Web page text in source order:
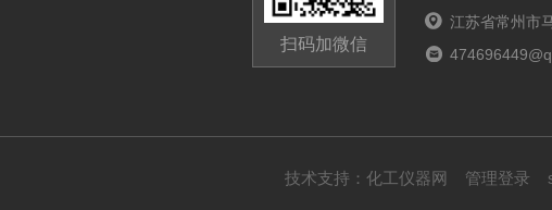
扫码加微信
江苏省常州市
技术支持： 化工仪器网 管理登录